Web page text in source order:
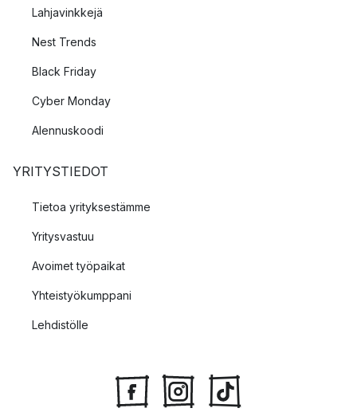
Lahjavinkkejä
Nest Trends
Black Friday
Cyber Monday
Alennuskoodi
YRITYSTIEDOT
Tietoa yrityksestämme
Yritysvastuu
Avoimet työpaikat
Yhteistyökumppani
Lehdistölle